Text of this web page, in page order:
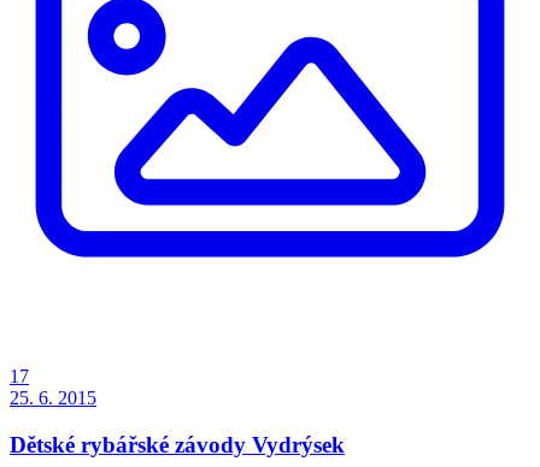
17
25. 6. 2015
Dětské rybářské závody Vydrýsek